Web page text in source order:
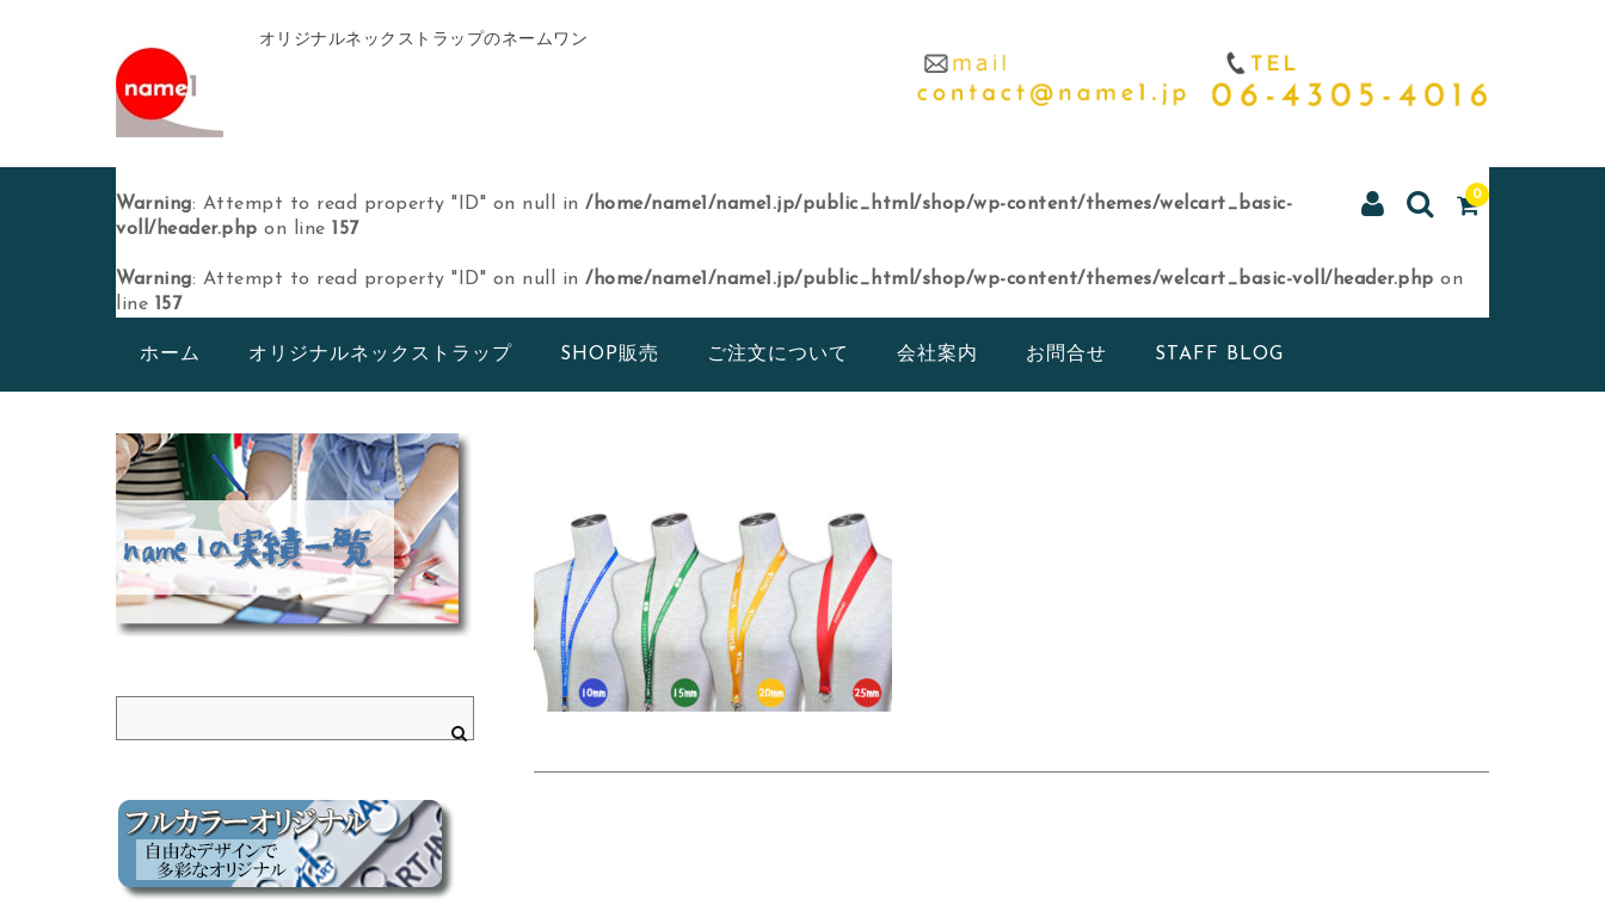
オリジナルネックストラップのネームワン
0
Warning: Attempt to read property "ID" on null in /home/name1/name1.jp/public_html/shop/wp-content/themes/welcart_basic-
voll/header.php on line 157
Warning: Attempt to read property "ID" on null in /home/name1/name1.jp/public_html/shop/wp-content/themes/welcart_basic-voll/header.php on
line
157
ホーム オリジナルネックストラップ SHOP販売 ご注文について 会社案内 お問合せ STAFF BLOG